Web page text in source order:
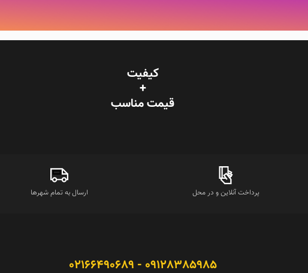
کیفیت
+
قیمت‌ مناسب
پرداخت آنلاین و در محل ارسال به تمام شهرها
09128385985 - 02166490689